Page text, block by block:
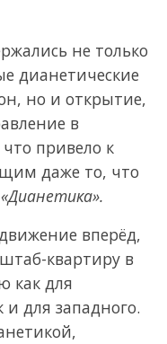
не только
дианетические
но и открытие,
в
привело к
даже то, что
«Дианетика».
вперёд,
квартиру в
как для
и для западного.